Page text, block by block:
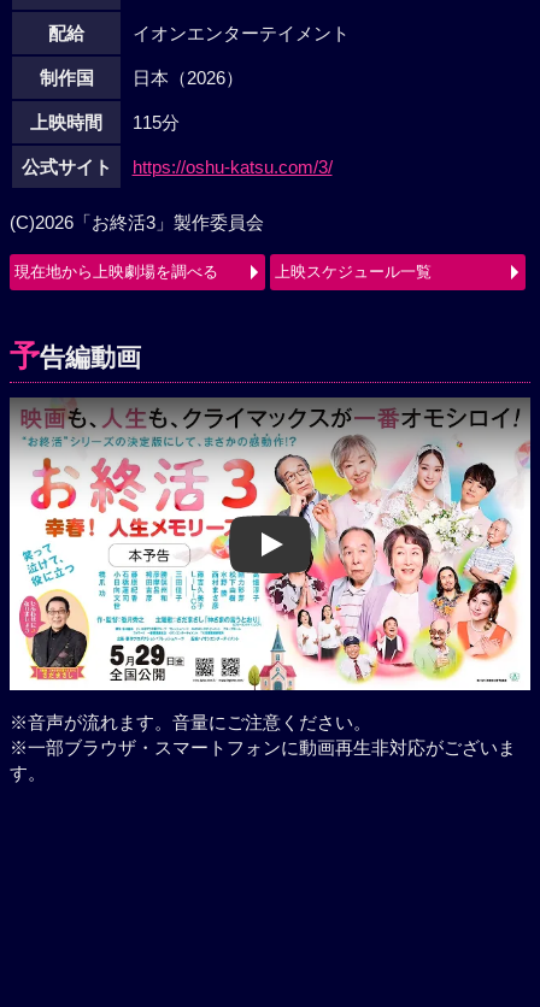
配給 イオンエンターテイメント
制作国 日本（2026）
上映時間 115分
公式サイト https://oshu-katsu.com/3/
(C)2026「お終活3」製作委員会
現在地から上映劇場を調べる 上映スケジュール一覧
予告編動画
Play
※音声が流れます。音量にご注意ください。
※一部ブラウザ・スマートフォンに動画再生非対応がございま
す。